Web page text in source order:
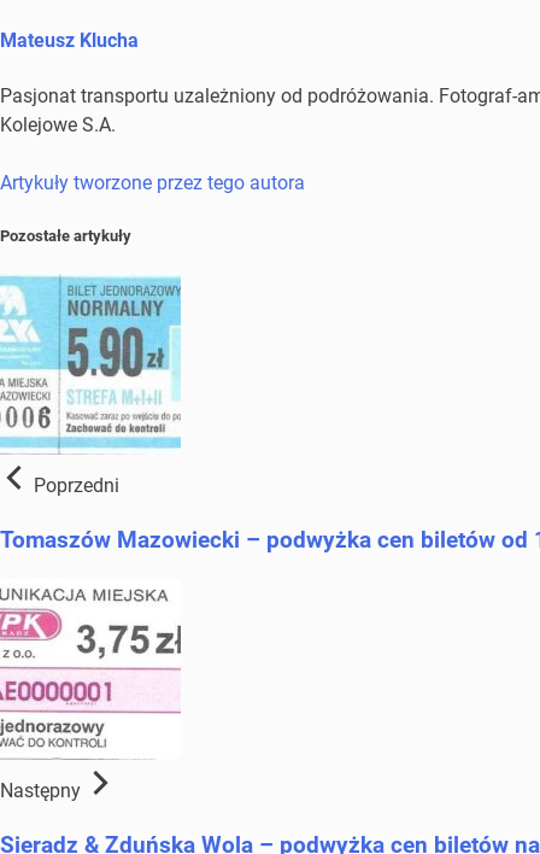
Mateusz Klucha
Pasjonat transportu uzależniony od podróżowania. Fotograf-
Kolejowe S.A.
Artykuły tworzone przez tego autora
Pozostałe artykuły
Poprzedni
Tomaszów Mazowiecki – podwyżka cen biletów od
Następny
Sieradz & Zduńska Wola – podwyżka cen biletów